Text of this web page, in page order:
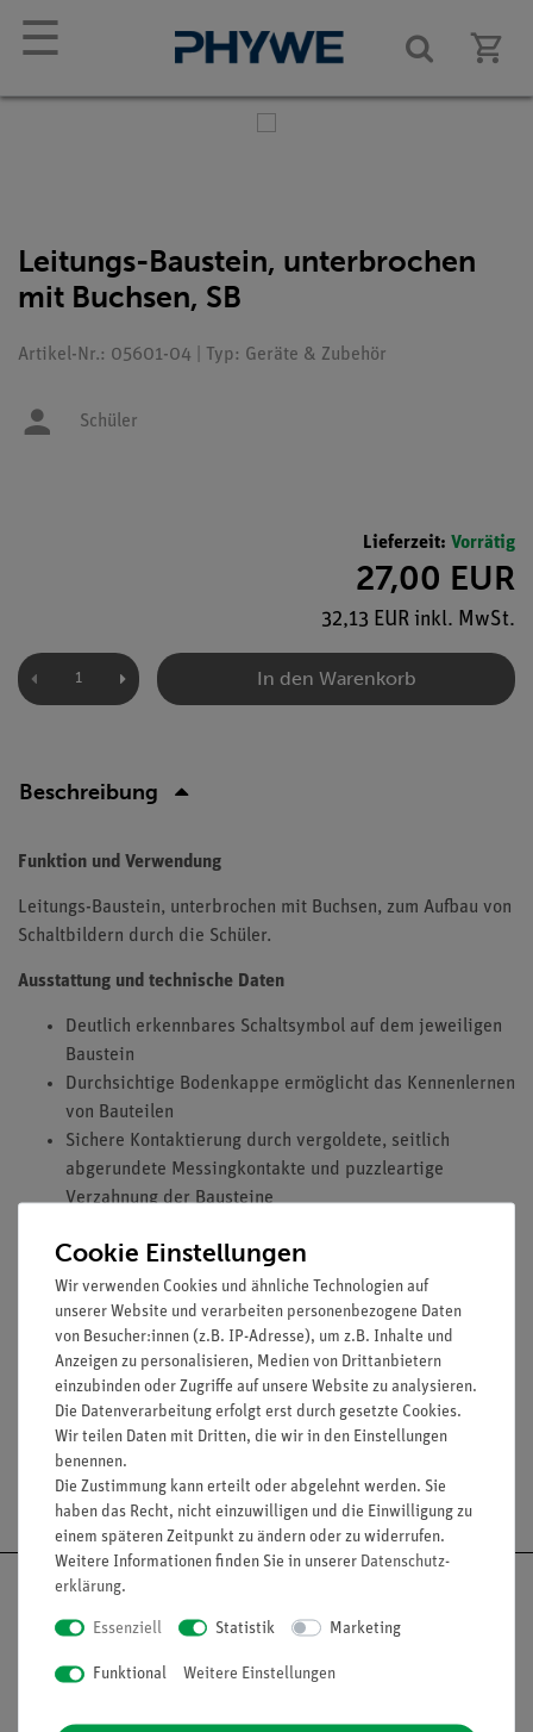
☰
Leitungs-Baustein, unterbrochen
mit Buchsen, SB
Artikel-Nr.: 05601-04 | Typ: Geräte & Zubehör
Schüler
Lieferzeit: Vorrätig
27,00 EUR
32,13 EUR inkl. MwSt.
In den Warenkorb
Beschreibung
Funktion und Verwendung
Leitungs-Baustein, unterbrochen mit Buchsen, zum Aufbau von
Schaltbildern durch die Schüler.
Ausstattung und technische Daten
Deutlich erkennbares Schaltsymbol auf dem jeweiligen
Baustein
Durchsichtige Bodenkappe ermöglicht das Kennenlernen
von Bauteilen
Sichere Kontaktierung durch vergoldete, seitlich
abgerundete Messingkontakte und puzzleartige
Verzahnung der Bausteine
Durchmesser der Kontaktfläche: 2 mm
Bausteingröße (mm): 55 x 55 x 30
Widerstand eines Kontaktes: 0,02 Ohm
Stromstärke: maximal 2 A
Spannung: maximal 12 V
Versandkostenfrei ab 300,- €
Nach oben
Cookie Einstellungen
Wir verwenden Cookies und ähnliche Technologien auf
unserer Website und verarbeiten personenbezogene Daten
von Besucher:innen (z.B. IP-Adresse), um z.B. Inhalte und
Anzeigen zu personalisieren, Medien von Drittanbietern
einzubinden oder Zugriffe auf unsere Website zu analysieren.
Die Datenverarbeitung erfolgt erst durch gesetzte Cookies.
Wir teilen Daten mit Dritten, die wir in den Einstellungen
benennen.
Die Zustimmung kann erteilt oder abgelehnt werden. Sie
haben das Recht, nicht einzuwilligen und die Einwilligung zu
einem späteren Zeitpunkt zu ändern oder zu widerrufen.
Weitere Informationen finden Sie in unserer Daten­schutz­
erklärung.
Essenziell Statistik Marketing
Funktional Weitere Einstellungen